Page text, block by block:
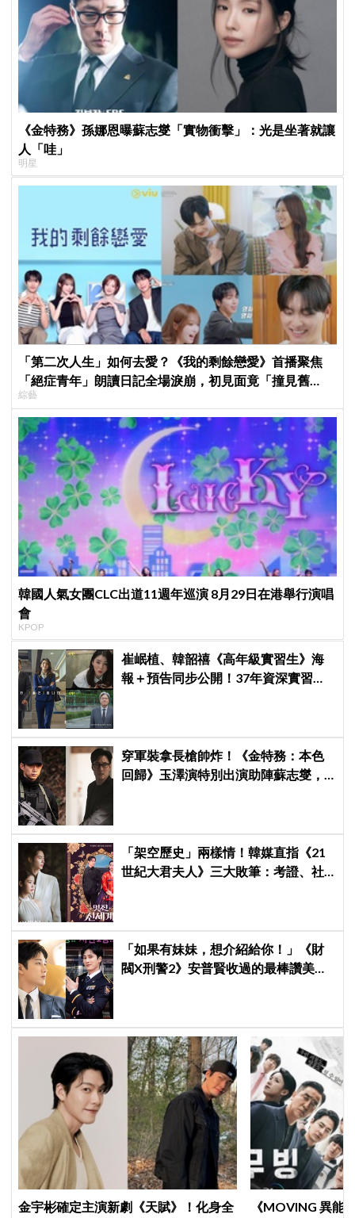
《金特務》孫娜恩曝蘇志燮「實物衝擊」：光是坐著就讓
人「哇」
明星
「第二次人生」如何去愛？《我的剩餘戀愛》首播聚焦
「絕症青年」朗讀日記全場淚崩，初見面竟「撞見舊
識」！
綜藝
韓國人氣女團CLC出道11週年巡演 8月29日在港舉行演唱
會
KPOP
崔岷植、韓韶禧《高年級實習生》海
報＋預告同步公開！37年資深實習生
穿軍裝拿長槍帥炸！《金特務：本色
回歸》玉澤演特別出演助陣蘇志燮，
「架空歷史」兩樣情！韓媒直指《21
世紀大君夫人》三大敗筆：考證、社
「如果有妹妹，想介紹給你！」《財
閥X刑警2》安普賢收過的最棒讚美，
金宇彬確定主演新劇《天賦》！化身全
《MOVING 異能